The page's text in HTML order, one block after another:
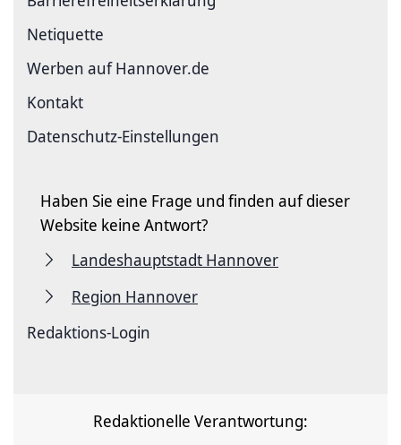
Netiquette
Werben auf Hannover.de
Kontakt
Datenschutz-Einstellungen
Haben Sie eine Frage und finden auf dieser
Website keine Antwort?
Landeshauptstadt Hannover
Region Hannover
Redaktions-Login
Redaktionelle Verantwortung: